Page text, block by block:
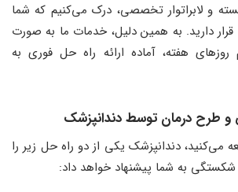
برجسته و لابراتوار تخصصی، درک می‌کنیم که شما
دارید. به همین دلیل، خدمات ما به صورت
روزهای هفته، آماده ارائه راه حل فوری به
طرح درمان توسط دندانپزشک
می‌کنید، دندانپزشک یکی از دو راه حل زیر را
به شما پیشنهاد خواهد داد: